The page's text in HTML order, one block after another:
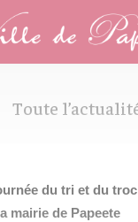
Toute
du tri et du
mairie de Papeete
panel